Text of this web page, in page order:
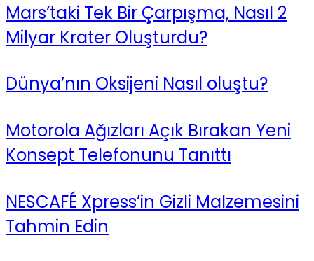
Mars’taki Tek Bir Çarpışma, Nasıl 2
Milyar Krater Oluşturdu?
Dünya’nın Oksijeni Nasıl oluştu?
Motorola Ağızları Açık Bırakan Yeni
Konsept Telefonunu Tanıttı
NESCAFÉ Xpress’in Gizli Malzemesini
Tahmin Edin